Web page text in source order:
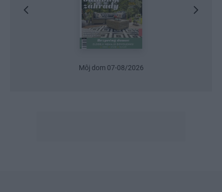
Môj dom 07-08/2026